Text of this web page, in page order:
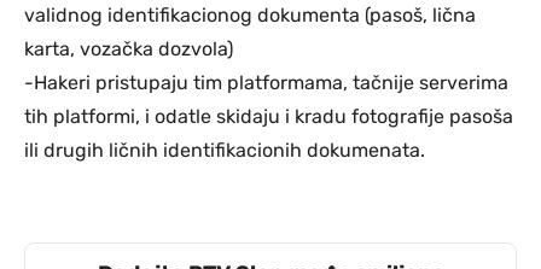
validnog identifikacionog dokumenta (pasoš, lična
karta, vozačka dozvola)
-Hakeri pristupaju tim platformama, tačnije serverima
tih platformi, i odatle skidaju i kradu fotografije pasoša
ili drugih ličnih identifikacionih dokumenata.